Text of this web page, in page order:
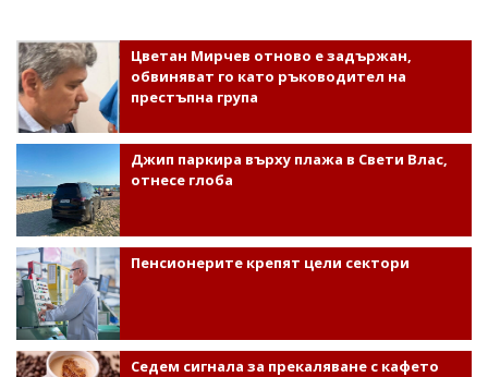
Цветан Мирчев отново е задържан,
обвиняват го като ръководител на
престъпна група
Джип паркира върху плажа в Свети Влас,
отнесе глоба
Пенсионерите крепят цели сектори
Седем сигнала за прекаляване с кафето